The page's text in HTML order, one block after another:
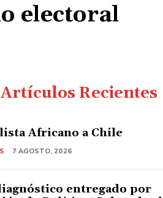
electoral
Artículos Recientes
Africano a Chile
7 AGOSTO, 2026
entregado por